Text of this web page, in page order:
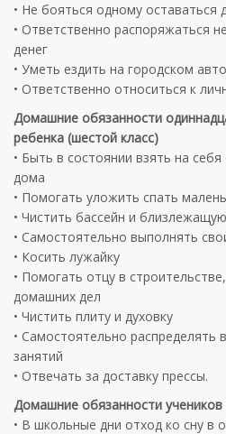
• Не бояться одному оставаться
• Ответственно распоряжаться
денег
• Уметь ездить на городском
• Ответственно относиться к
Домашние обязанности
ребенка (шестой класс)
• Быть в состоянии взять на
дома
• Помогать уложить спать
• Чистить бассейн и
• Самостоятельно выполнять
• Косить лужайку
• Помогать отцу в
домашних дел
• Чистить плиту и духовку
• Самостоятельно распределять
занятий
• Отвечать за доставку прессы.
Домашние обязанности учеников
• В школьные дни отход ко сну в